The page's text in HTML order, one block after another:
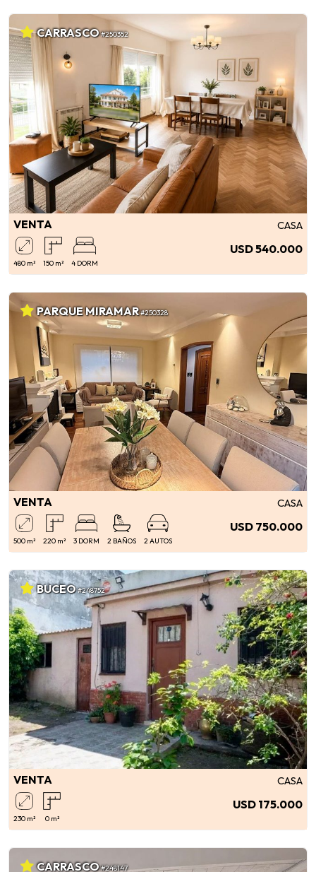
CARRASCO#250352
VENTA CASA
480 m² 150 m² 4 DORM
USD 540.000
PARQUE MIRAMAR#250328
VENTA CASA
500 m² 220 m² 3 DORM 2 BAÑOS 2 AUTOS
USD 750.000
BUCEO#248752
VENTA CASA
230 m² 0 m²
USD 175.000
CARRASCO#248147